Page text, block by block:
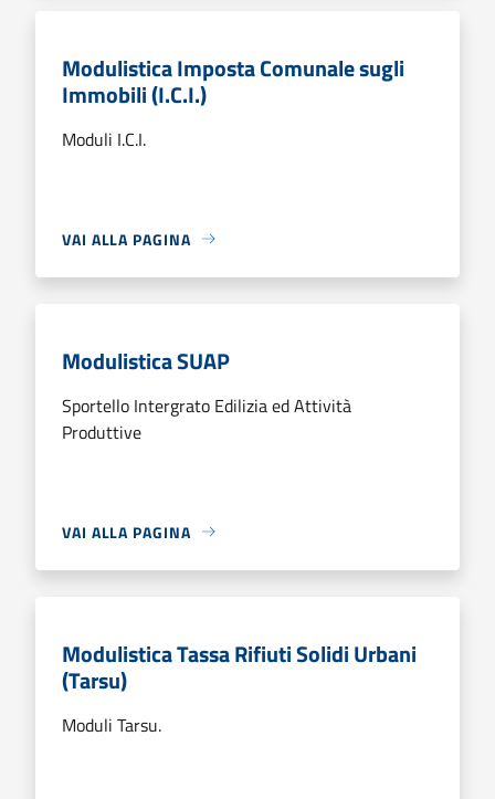
Modulistica Imposta Comunale sugli
Immobili (I.C.I.)
Moduli I.C.I.
VAI ALLA PAGINA
Modulistica SUAP
Sportello Intergrato Edilizia ed Attività
Produttive
VAI ALLA PAGINA
Modulistica Tassa Rifiuti Solidi Urbani
(Tarsu)
Moduli Tarsu.